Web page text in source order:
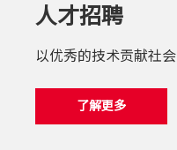
人才招聘
以优秀的技术贡献社会
了解更多